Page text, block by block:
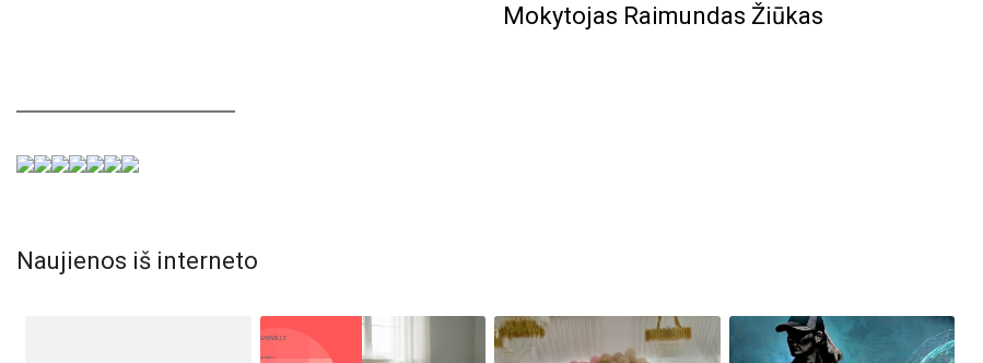
Mokytojas Raimundas Žiūkas
Naujienos iš interneto